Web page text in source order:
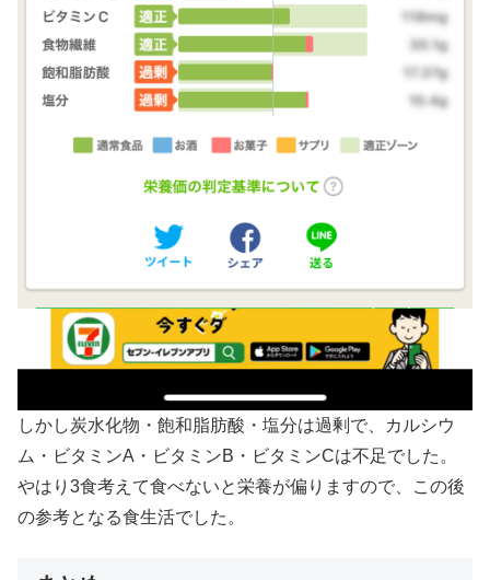
しかし炭水化物・飽和脂肪酸・塩分は過剰で、カルシウ
ム・ビタミンA・ビタミンB・ビタミンCは不足でした。
やはり3食考えて食べないと栄養が偏りますので、この後
の参考となる食生活でした。